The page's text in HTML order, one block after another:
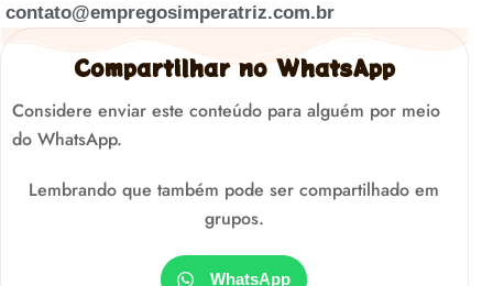
contato@empregosimperatriz.com.br
Compartilhar no WhatsApp
Considere enviar este conteúdo para alguém por meio
do WhatsApp.
Lembrando que também pode ser compartilhado em
grupos.
WhatsApp